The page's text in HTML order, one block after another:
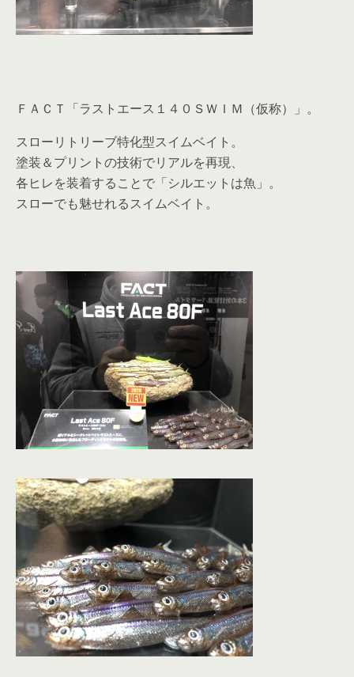
ＦＡＣＴ「ラストエース１４０ＳＷＩＭ（仮称）」。
スローリトリーブ特化型スイムベイト。
塗装＆プリントの技術でリアルを再現、
各ヒレを装着することで「シルエットは魚」。
スローでも魅せれるスイムベイト。